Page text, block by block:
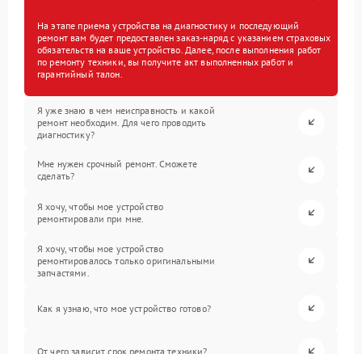
На этапе приема устройства на диагностику и последующий
ремонт вам будет предоставлен заказ-наряд с указанием страховых
обязательств на ваше устройство. Далее, после выполнения работ
по ремонту техники, вы получите акт выполненных работ и
гарантийный талон.
Я уже знаю в чем неисправность и какой
ремонт необходим. Для чего проводить
диагностику?
Мне нужен срочный ремонт. Сможете
сделать?
Я хочу, чтобы мое устройство
ремонтировали при мне.
Я хочу, чтобы мое устройство
ремонтировалось только оригинальными
запчастями.
Как я узнаю, что мое устройство готово?
От чего зависит срок ремонта техники?